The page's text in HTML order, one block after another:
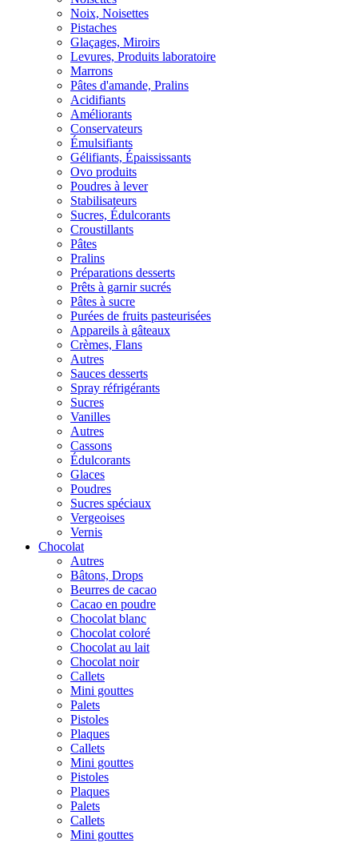
Noix, Noisettes
Pistaches
Glaçages, Miroirs
Levures, Produits laboratoire
Marrons
Pâtes d'amande, Pralins
Acidifiants
Améliorants
Conservateurs
Émulsifiants
Gélifiants, Épaississants
Ovo produits
Poudres à lever
Stabilisateurs
Sucres, Édulcorants
Croustillants
Pâtes
Pralins
Préparations desserts
Prêts à garnir sucrés
Pâtes à sucre
Purées de fruits pasteurisées
Appareils à gâteaux
Crèmes, Flans
Autres
Sauces desserts
Spray réfrigérants
Sucres
Vanilles
Autres
Cassons
Édulcorants
Glaces
Poudres
Sucres spéciaux
Vergeoises
Vernis
Chocolat
Autres
Bâtons, Drops
Beurres de cacao
Cacao en poudre
Chocolat blanc
Chocolat coloré
Chocolat au lait
Chocolat noir
Callets
Mini gouttes
Palets
Pistoles
Plaques
Callets
Mini gouttes
Pistoles
Plaques
Palets
Callets
Mini gouttes